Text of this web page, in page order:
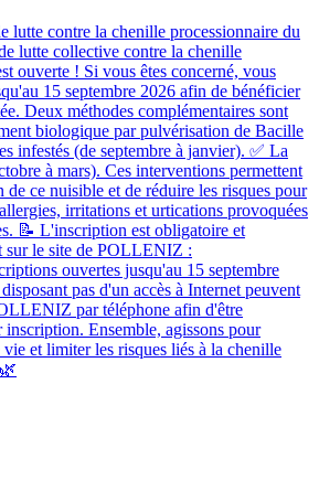
lutte contre la chenille processionnaire du
lutte collective contre la chenille
ouverte ! Si vous êtes concerné, vous
15 septembre 2026 afin de bénéficier
Deux méthodes complémentaires sont
biologique par pulvérisation de Bacille
infestés (de septembre à janvier). ✅ La
à mars). Ces interventions permettent
ce nuisible et de réduire les risques pour
irritations et urtications provoquées
📝 L'inscription est obligatoire et
sur le site de POLLENIZ :
ouvertes jusqu'au 15 septembre
pas d'un accès à Internet peuvent
par téléphone afin d'être
inscription. Ensemble, agissons pour
vie et limiter les risques liés à la chenille